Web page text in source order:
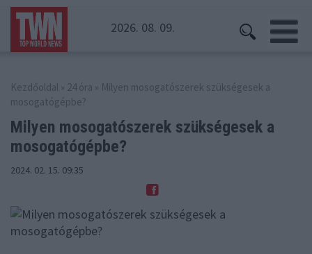
2026. 08. 09.
Kezdőoldal » 24 óra » Milyen mosogatószerek szükségesek a
mosogatógépbe?
Milyen mosogatószerek szükségesek a
mosogatógépbe?
2024. 02. 15. 09:35